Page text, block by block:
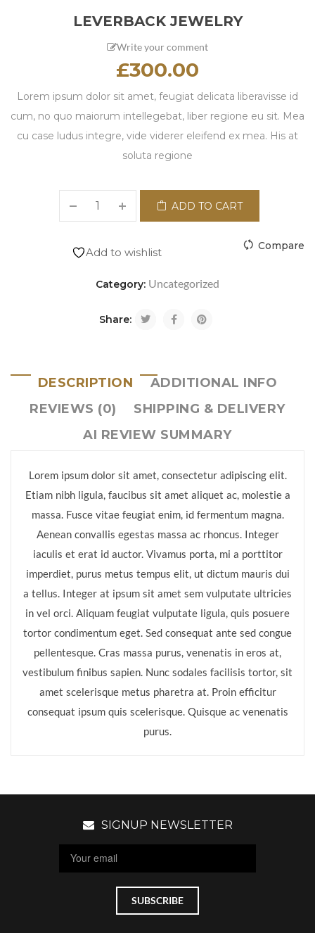
LEVERBACK JEWELRY
Write your comment
£300.00
Lorem ipsum dolor sit amet, feugiat delicata liberavisse id
cum, no quo maiorum intellegebat, liber regione eu sit. Mea
cu case ludus integre, vide viderer eleifend ex mea. His at
soluta regione
ADD TO CART
Add to wishlist Compare
Category: Uncategorized
Share:
DESCRIPTION
ADDITIONAL INFO
REVIEWS (0)
SHIPPING & DELIVERY
AI REVIEW SUMMARY
Lorem ipsum dolor sit amet, consectetur adipiscing elit.
Etiam nibh ligula, faucibus sit amet aliquet ac, molestie a
massa. Fusce vitae feugiat enim, id fermentum magna.
Aenean convallis egestas massa ac rhoncus. Integer
iaculis et erat id auctor. Vivamus porta, mi a porttitor
imperdiet, purus metus tempus elit, ut dictum mauris dui
a tellus. Integer at ipsum sit amet sem vulputate ultricies
in vel orci. Aliquam feugiat vulputate ligula, quis posuere
tortor condimentum eget. Sed consequat ante sed congue
pellentesque. Cras massa purus, venenatis in eros at,
vestibulum finibus sapien. Nunc sodales facilisis tortor, sit
amet scelerisque metus pharetra at. Proin efficitur
consequat ipsum quis scelerisque. Quisque ac venenatis
purus.
SIGNUP NEWSLETTER